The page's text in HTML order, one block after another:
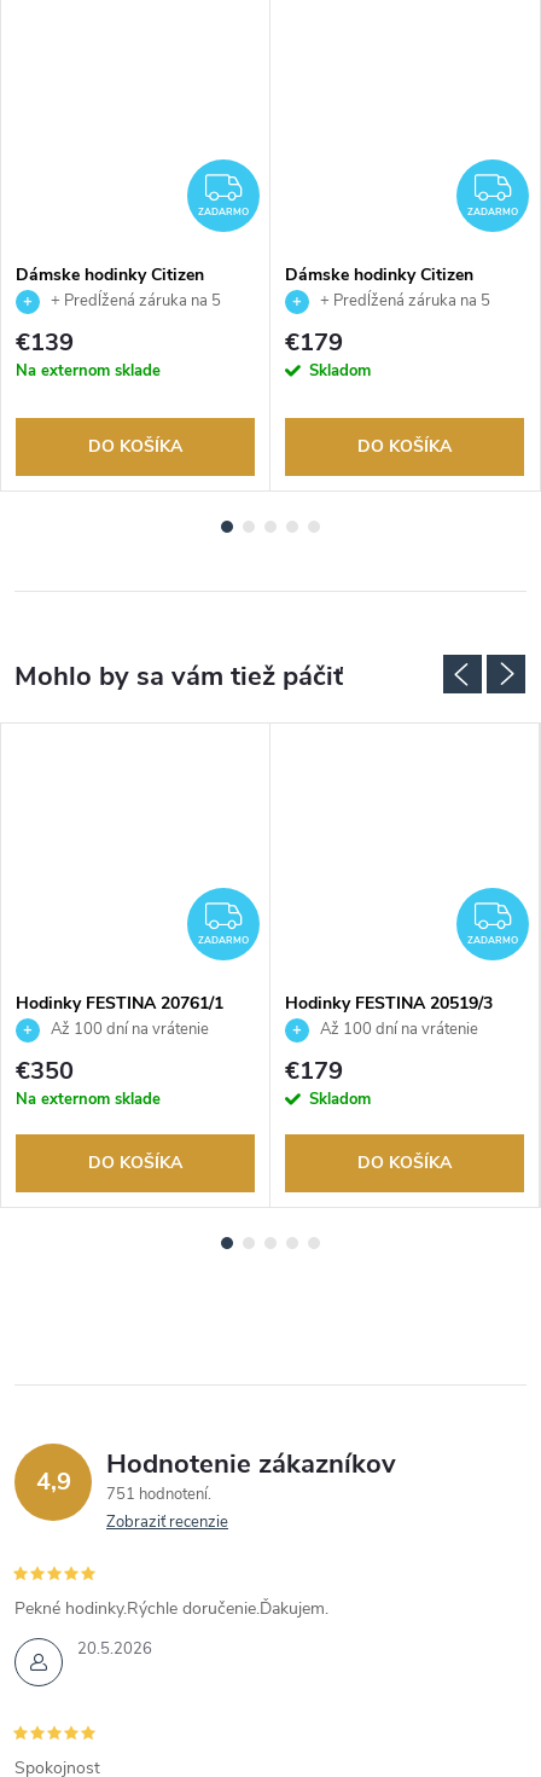
ZADARMO
ZADARMO
Dámske hodinky Citizen
EM0411-71X
+ Predĺžená záruka na 5
rokov. Až 100 dní na vrátenie
tovaru. Autorizovaný predajca.
€139
Na externom sklade
DO KOŠÍKA
ZADARMO
Dámske hodinky Citizen
AW1828-80X
+ Predĺžená záruka na 5
rokov. Až 100 dní na vrátenie
tovaru. Autorizovaný predajca.
€179
Skladom
DO KOŠÍKA
ZADARMO
ZADARMO
Hodinky FESTINA 20761/1
Až 100 dní na vrátenie
tovaru. Autorizovaný predajca.
€350
Na externom sklade
DO KOŠÍKA
ZADARMO
Hodinky FESTINA 20519/3
Až 100 dní na vrátenie
tovaru. Autorizovaný predajca.
€179
Skladom
DO KOŠÍKA
4,9 Hodnotenie zákazníkov
751 hodnotení
Zobraziť recenzie
20.5.2026
Pekné hodinky.Rýchle doručenie.Ďakujem.
Spokojnost